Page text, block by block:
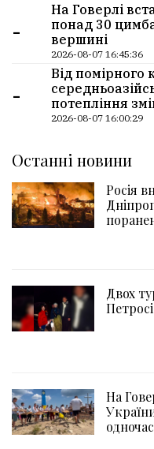
-
На Говерлі
понад 30
вершині
2026-08-07 16:45:36
-
Від помірного
потепління
2026-08-07 16:00:29
Останні новини
Росія
Двох
На